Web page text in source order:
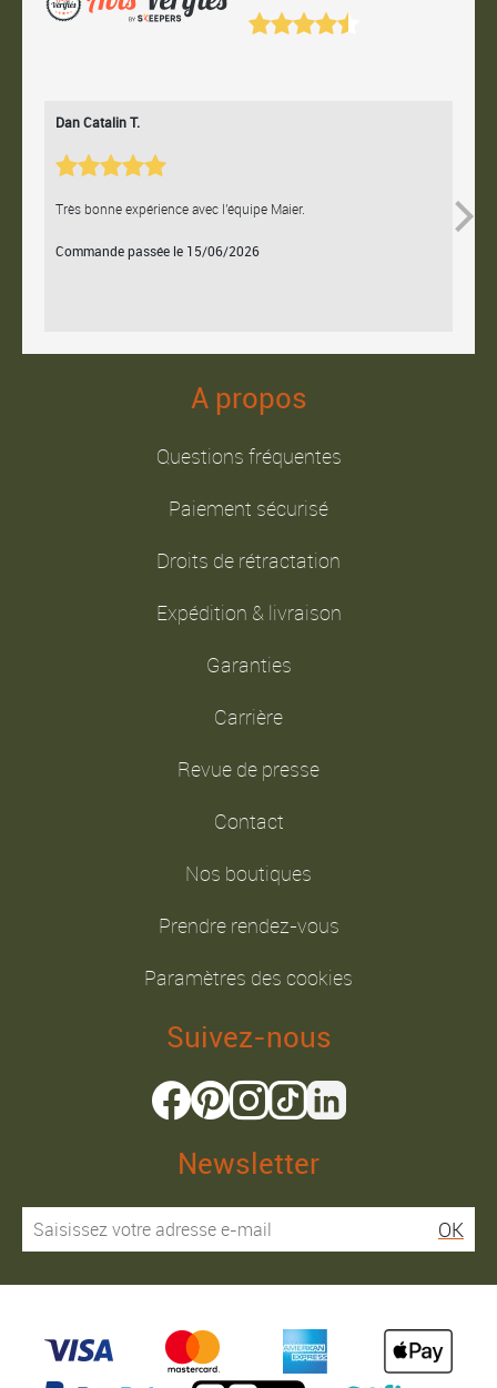
Dan Catalin T.
Très bonne expérience avec l'équipe Maier.
Commande passée le 15/06/2026
A propos
Questions fréquentes
Paiement sécurisé
Droits de rétractation
Expédition & livraison
Garanties
Carrière
Revue de presse
Contact
Nos boutiques
Prendre rendez-vous
Paramètres des cookies
Suivez-nous
Newsletter
OK